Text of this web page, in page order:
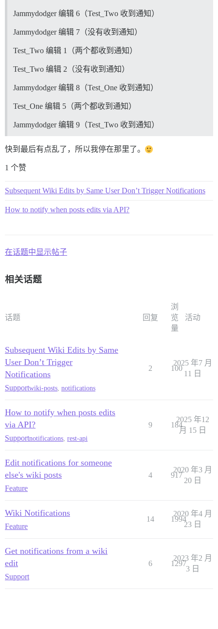
Jammydodger 编辑 6（Test_Two 收到通知）
Jammydodger 编辑 7（没有收到通知）
Test_Two 编辑 1（两个都收到通知）
Test_Two 编辑 2（没有收到通知）
Jammydodger 编辑 8（Test_One 收到通知）
Test_One 编辑 5（两个都收到通知）
Jammydodger 编辑 9（Test_Two 收到通知）
快到最后有点乱了，所以我停在那里了。
1 个赞
Subsequent Wiki Edits by Same User Don’t Trigger Notifications
How to notify when posts edits via API?
在话题中显示帖子
相关话题
话题 回复
浏
览
量
活动
Subsequent Wiki Edits by Same
User Don’t Trigger
Notifications
Supportwiki-posts notifications
2 100
2025 年7 月
11 日
How to notify when posts edits
via API?
Supportnotifications rest-api
9 184
2025 年12
月 15 日
Edit notifications for someone
else's wiki posts
Feature
4 917
2020 年3 月
20 日
Wiki Notifications
Feature
14 1994
2020 年4 月
23 日
Get notifications from a wiki
edit
Support
6 1297
2023 年2 月
3 日